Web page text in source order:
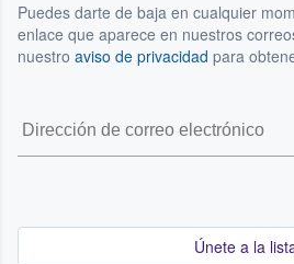
Puedes darte de baja en cualquier
enlace que aparece en nuestros
nuestro aviso de privacidad para
Únete a la